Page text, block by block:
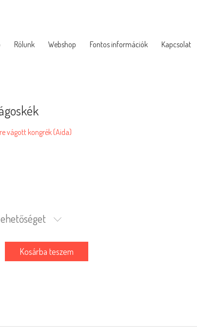
Rólunk Webshop Fontos információk Kapcsolat
vágott kongrék (Aida)
Kosárba teszem